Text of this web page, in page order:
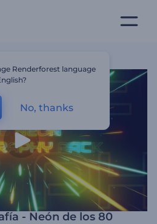
- Neón de los 80
Renderforest language
No, thanks